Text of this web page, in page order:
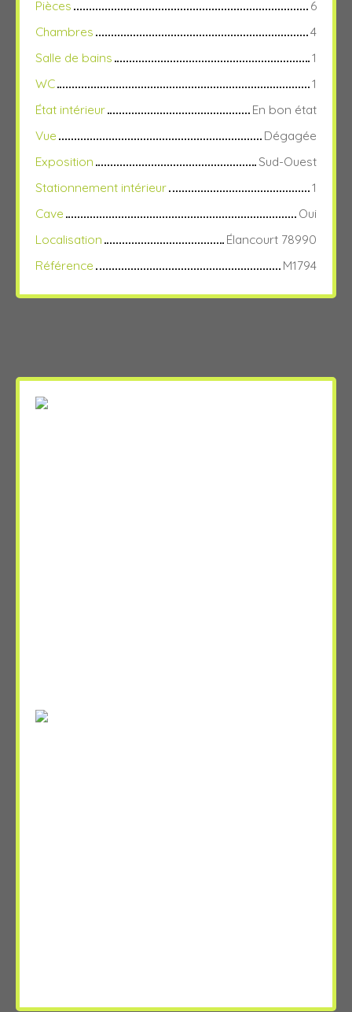
Pièces
6
Chambres
4
Salle de bains
1
WC
1
État intérieur
En bon état
Vue
Dégagée
Exposition
Sud-Ouest
Stationnement intérieur
1
Cave
Oui
Localisation
Élancourt 78990
Référence
M1794